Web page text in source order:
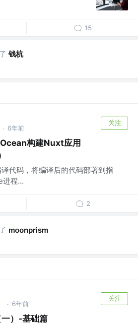
15
钱杭
· 6年前
关注
构建Nuxt应用
代码，将编译后的代码部署到指
进程...
2
moonprism
· 6年前
关注
）-基础篇